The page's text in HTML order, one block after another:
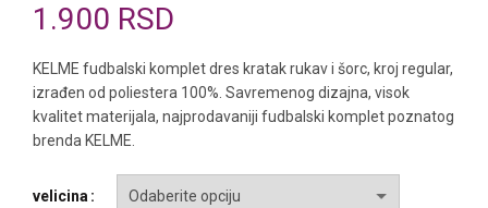
1.900 RSD
KELME fudbalski komplet dres kratak rukav i šorc, kroj regular,
izrađen od poliestera 100%. Savremenog dizajna, visok
kvalitet materijala, najprodavaniji fudbalski komplet poznatog
brenda KELME.
velicina